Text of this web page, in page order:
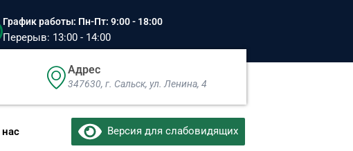
График работы: Пн-Пт: 9:00 - 18:00
Перерыв: 13:00 - 14:00
Адрес
347630, г. Сальск, ул. Ленина, 4​
Версия для слабовидящих